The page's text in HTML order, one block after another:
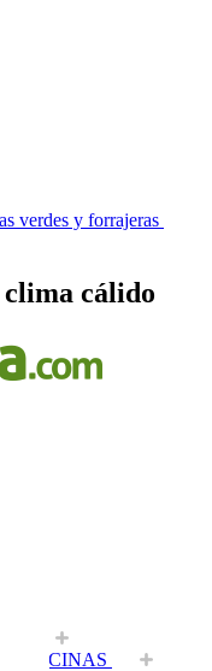
PISCINAS
verdes y forrajeras
clima cálido